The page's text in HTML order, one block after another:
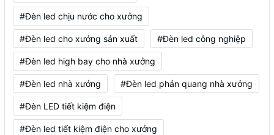
#Đèn led chịu nước cho xưởng
#Đèn led cho xưởng sản xuất #Đèn led công nghiệp
#Đèn led high bay cho nhà xưởng
#Đèn led nhà xưởng #Đèn led phản quang nhà xưởng
#Đèn LED tiết kiệm điện
#Đèn led tiết kiệm điện cho xưởng